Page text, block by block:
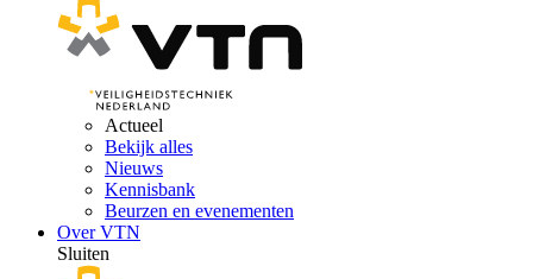
Actueel
Bekijk alles
Nieuws
Kennisbank
Beurzen en evenementen
Over VTN
Sluiten